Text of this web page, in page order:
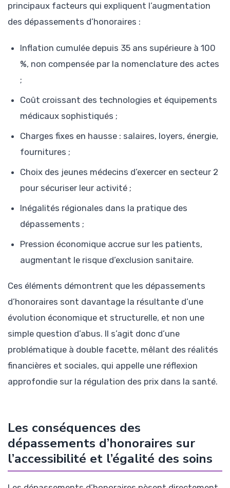
principaux facteurs qui expliquent l’augmentation
des dépassements d’honoraires :
Inflation cumulée depuis 35 ans supérieure à 100
%, non compensée par la nomenclature des actes
;
Coût croissant des technologies et équipements
médicaux sophistiqués ;
Charges fixes en hausse : salaires, loyers, énergie,
fournitures ;
Choix des jeunes médecins d’exercer en secteur 2
pour sécuriser leur activité ;
Inégalités régionales dans la pratique des
dépassements ;
Pression économique accrue sur les patients,
augmentant le risque d’exclusion sanitaire.
Ces éléments démontrent que les dépassements
d’honoraires sont davantage la résultante d’une
évolution économique et structurelle, et non une
simple question d’abus. Il s’agit donc d’une
problématique à double facette, mêlant des réalités
financières et sociales, qui appelle une réflexion
approfondie sur la régulation des prix dans la santé.
Les conséquences des
dépassements d’honoraires sur
l’accessibilité et l’égalité des soins